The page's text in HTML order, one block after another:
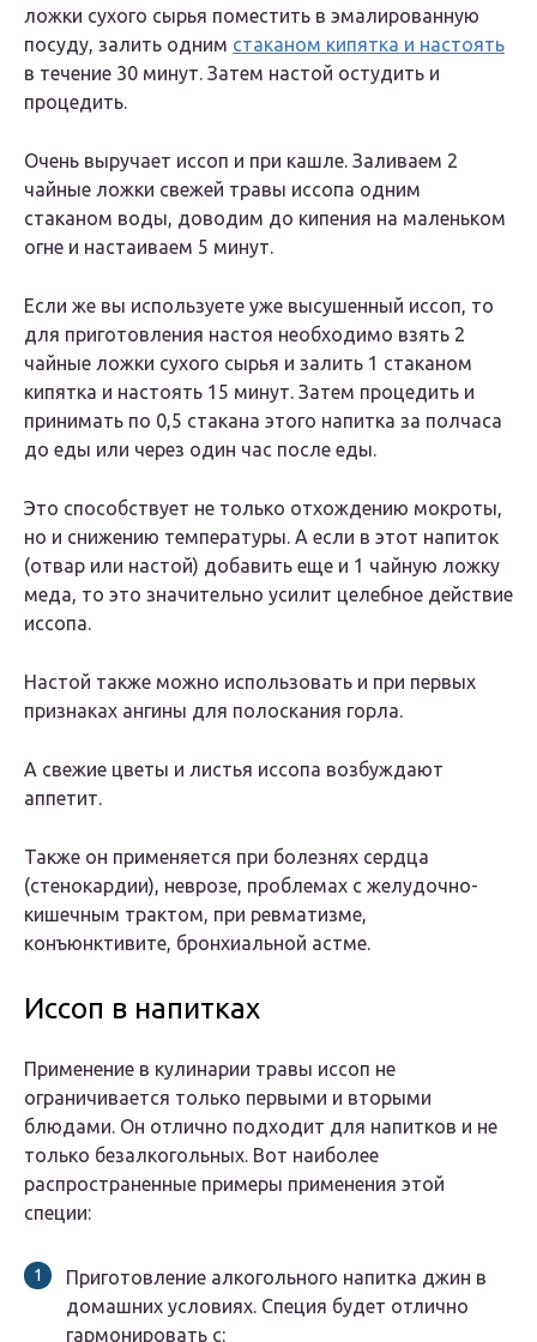
ложки сухого сырья поместить в эмалированную
посуду, залить одним стаканом кипятка и настоять
в течение 30 минут. Затем настой остудить и
процедить.
Очень выручает иссоп и при кашле. Заливаем 2
чайные ложки свежей травы иссопа одним
стаканом воды, доводим до кипения на маленьком
огне и настаиваем 5 минут.
Если же вы используете уже высушенный иссоп, то
для приготовления настоя необходимо взять 2
чайные ложки сухого сырья и залить 1 стаканом
кипятка и настоять 15 минут. Затем процедить и
принимать по 0,5 стакана этого напитка за полчаса
до еды или через один час после еды.
Это способствует не только отхождению мокроты,
но и снижению температуры. А если в этот напиток
(отвар или настой) добавить еще и 1 чайную ложку
меда, то это значительно усилит целебное действие
иссопа.
Настой также можно использовать и при первых
признаках ангины для полоскания горла.
А свежие цветы и листья иссопа возбуждают
аппетит.
Также он применяется при болезнях сердца
(стенокардии), неврозе, проблемах с желудочно-
кишечным трактом, при ревматизме,
конъюнктивите, бронхиальной астме.
Иссоп в напитках
Применение в кулинарии травы иссоп не
ограничивается только первыми и вторыми
блюдами. Он отлично подходит для напитков и не
только безалкогольных. Вот наиболее
распространенные примеры применения этой
специи:
Приготовление алкогольного напитка джин в
домашних условиях. Специя будет отлично
гармонировать с: